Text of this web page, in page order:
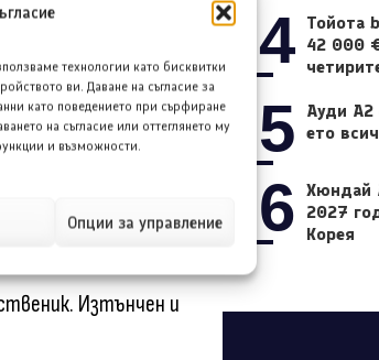
технологии като бисквитки
ви. Даване на съгласие за
като поведението при сърфиране
на съгласие или оттеглянето му
и възможности.
Опции за управление
за
Изтънчен и
04 Тойота
42 000
05
Ауди A2
ето
06 Хюндай
2027
Корея